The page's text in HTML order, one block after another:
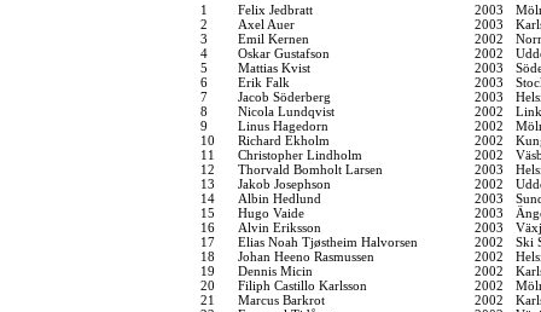
1 Felix Jedbratt 2003
2
Axel Auer 2003
3
Emil Kernen 2002
4
Oskar Gustafson 2002
5
Mattias Kvist 2003
6
Erik Falk 2003
7
Jacob Söderberg 2003
8
Nicola Lundqvist 2002
9
Linus Hagedorn 2002
10
Richard Ekholm 2002
11
Christopher Lindholm 2002
12
Thorvald Bomholt Larsen 2003
13
Jakob Josephson 2002
14
Albin Hedlund 2003
15
Hugo Vaide 2003
16
Alvin Eriksson 2003
17
Elias Noah Tjøstheim Halvorsen 2002
Ski
18
Johan Heeno Rasmussen 2002
19
Dennis Micin 2002
20
Filiph Castillo Karlsson 2002
21
Marcus Barkrot 2002